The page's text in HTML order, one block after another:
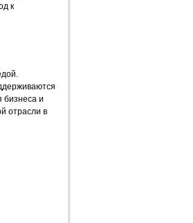
к
бизнеса и
отрасли в